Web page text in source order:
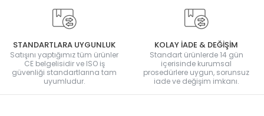
STANDARTLARA UYGUNLUK
Satışını yaptığımız tüm ürünler
CE belgelisidir ve ISO iş
güvenliği standartlarına tam
uyumludur.
KOLAY İADE & DEĞİŞİM
Standart ürünlerde 14 gün
içerisinde kurumsal
prosedürlere uygun, sorunsuz
iade ve değişim imkanı.